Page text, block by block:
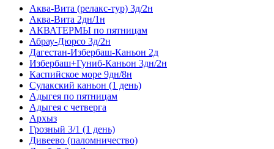
Аква-Вита (релакс-тур) 3д/2н
Аква-Вита 2дн/1н
АКВАТЕРМЫ по пятницам
Абрау-Дюрсо 3д/2н
Дагестан-Избербаш-Каньон 2д
Избербаш+Гуниб-Каньон 3дн/2н
Каспийское море 9дн/8н
Сулакский каньон (1 день)
Адыгея по пятницам
Адыгея с четверга
Архыз
Грозный 3/1 (1 день)
Дивеево (паломничество)